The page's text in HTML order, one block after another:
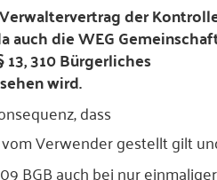
der
auch die WEG
310 Bürgerliches
wird.
dass
Verwender gestellt gilt
BGB auch bei nur einmaliger